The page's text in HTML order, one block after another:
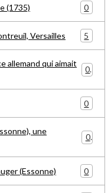
(1735) 0
Versailles 5
allemand qui aimait
0
0
une
0
(Essonne) 0